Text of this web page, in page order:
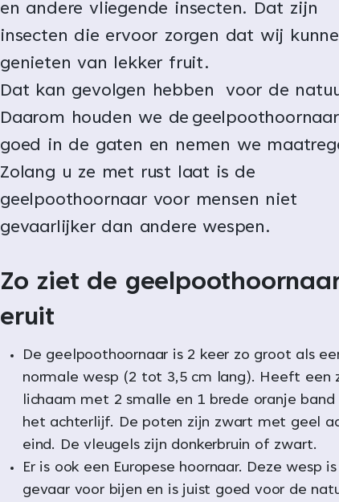
en andere vliegende insecten. Dat zijn
insecten die ervoor zorgen dat wij
genieten van lekker fruit.
Dat kan gevolgen hebben voor de
Daarom houden we de geelpoothoornaar
goed in de gaten en nemen we
Zolang u ze met rust laat is de
geelpoothoornaar voor mensen niet
gevaarlijker dan andere wespen.
Zo ziet de
eruit
De geelpoothoornaar is 2 keer zo groot als
normale wesp (2 tot 3,5 cm lang). Heeft een
lichaam met 2 smalle en 1 brede oranje band
het achterlijf. De poten zijn zwart met geel
eind. De vleugels zijn donkerbruin of zwart.
Er is ook een Europese hoornaar. Deze wesp
gevaar voor bijen en is juist goed voor de